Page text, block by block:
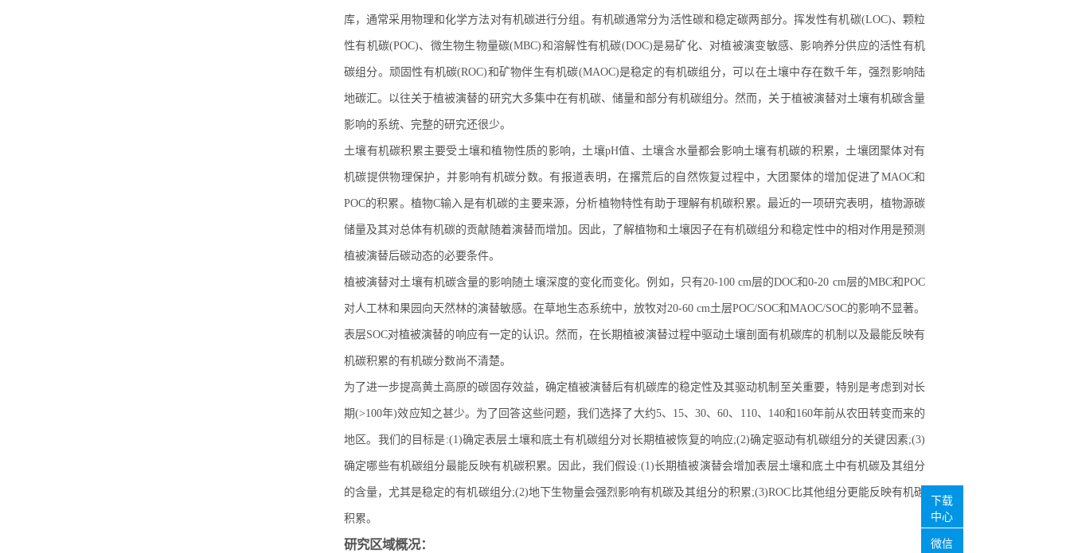
库，通常采用物理和化学方法对有机碳进行分组。有机碳通常分为活性碳和稳定碳两部分。挥发性有机碳(LOC)、颗粒
性有机碳(POC)、微生物生物量碳(MBC)和溶解性有机碳(DOC)是易矿化、对植被演变敏感、影响养分供应的活性有机
碳组分。顽固性有机碳(ROC)和矿物伴生有机碳(MAOC)是稳定的有机碳组分，可以在土壤中存在数千年，强烈影响陆
地碳汇。以往关于植被演替的研究大多集中在有机碳、储量和部分有机碳组分。然而，关于植被演替对土壤有机碳含量
影响的系统、完整的研究还很少。
土壤有机碳积累主要受土壤和植物性质的影响，土壤pH值、土壤含水量都会影响土壤有机碳的积累，土壤团聚体对有
机碳提供物理保护，并影响有机碳分数。有报道表明，在撂荒后的自然恢复过程中，大团聚体的增加促进了MAOC和
POC的积累。植物C输入是有机碳的主要来源，分析植物特性有助于理解有机碳积累。最近的一项研究表明，植物源碳
储量及其对总体有机碳的贡献随着演替而增加。因此，了解植物和土壤因子在有机碳组分和稳定性中的相对作用是预测
植被演替后碳动态的必要条件。
植被演替对土壤有机碳含量的影响随土壤深度的变化而变化。例如，只有20-100 cm层的DOC和0-20 cm层的MBC和POC
对人工林和果园向天然林的演替敏感。在草地生态系统中，放牧对20-60 cm土层POC/SOC和MAOC/SOC的影响不显著。
表层SOC对植被演替的响应有一定的认识。然而，在长期植被演替过程中驱动土壤剖面有机碳库的机制以及最能反映有
机碳积累的有机碳分数尚不清楚。
为了进一步提高黄土高原的碳固存效益，确定植被演替后有机碳库的稳定性及其驱动机制至关重要，特别是考虑到对长
期(>100年)效应知之甚少。为了回答这些问题，我们选择了大约5、15、30、60、110、140和160年前从农田转变而来的
地区。我们的目标是:(1)确定表层土壤和底土有机碳组分对长期植被恢复的响应;(2)确定驱动有机碳组分的关键因素;(3)
确定哪些有机碳组分最能反映有机碳积累。因此，我们假设:(1)长期植被演替会增加表层土壤和底土中有机碳及其组分
的含量，尤其是稳定的有机碳组分;(2)地下生物量会强烈影响有机碳及其组分的积累;(3)ROC比其他组分更能反映有机碳
积累。
研究区域概况：
下载
中心
微信